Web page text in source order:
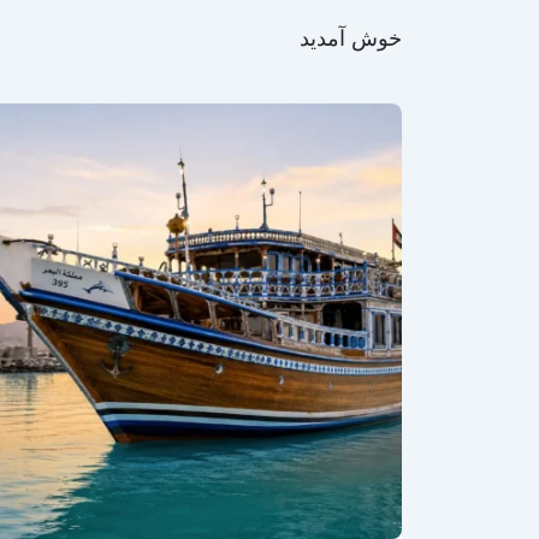
خوش آمدید